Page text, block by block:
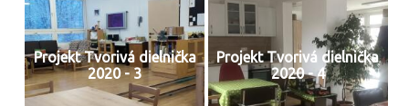
Projekt Tvorivá dielnička
2020 - 3
Projekt Tvorivá dielnička
2020 - 4